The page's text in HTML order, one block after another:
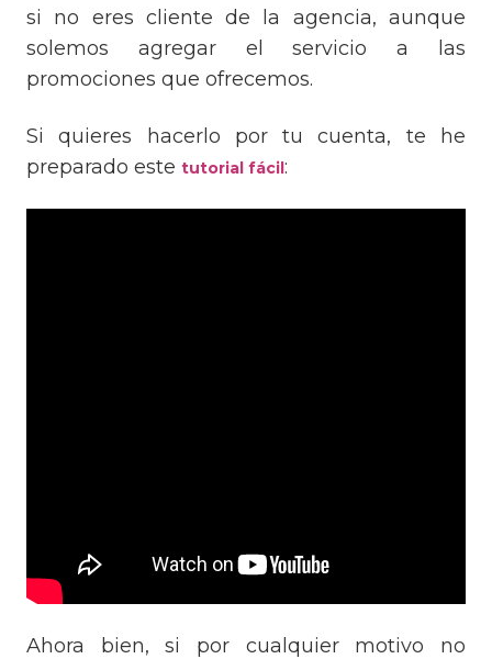
si no eres cliente de la agencia, aunque
solemos agregar el servicio a las
promociones que ofrecemos.
Si quieres hacerlo por tu cuenta, te he
preparado este tutorial fácil:
Ahora bien, si por cualquier motivo no